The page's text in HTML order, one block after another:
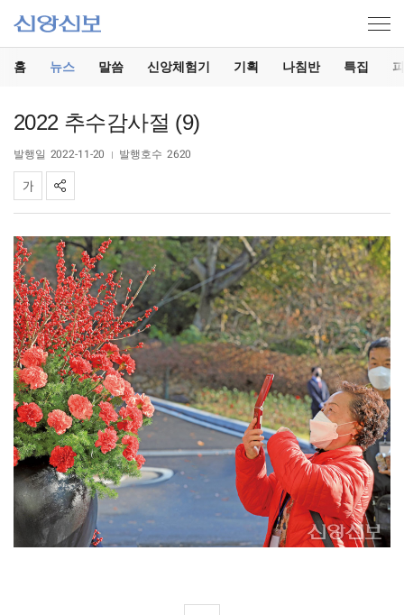
홈 뉴스 말씀 신앙체험기 기획 나침반 특집
2022 추수감사절 (9)
발행일 2022-11-20 발행호수 2620